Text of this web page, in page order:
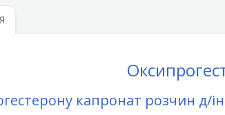
капронат розчин д/